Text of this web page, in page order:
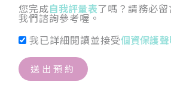
您完成自我評量表了嗎？請務必
我們諮詢參考喔。
我已詳細閱讀並接受個資保護
送出預約